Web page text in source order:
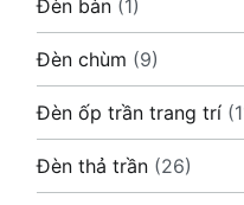
Đèn bàn (1)
Đèn chùm (9)
Đèn ốp trần trang trí
Đèn thả trần (26)